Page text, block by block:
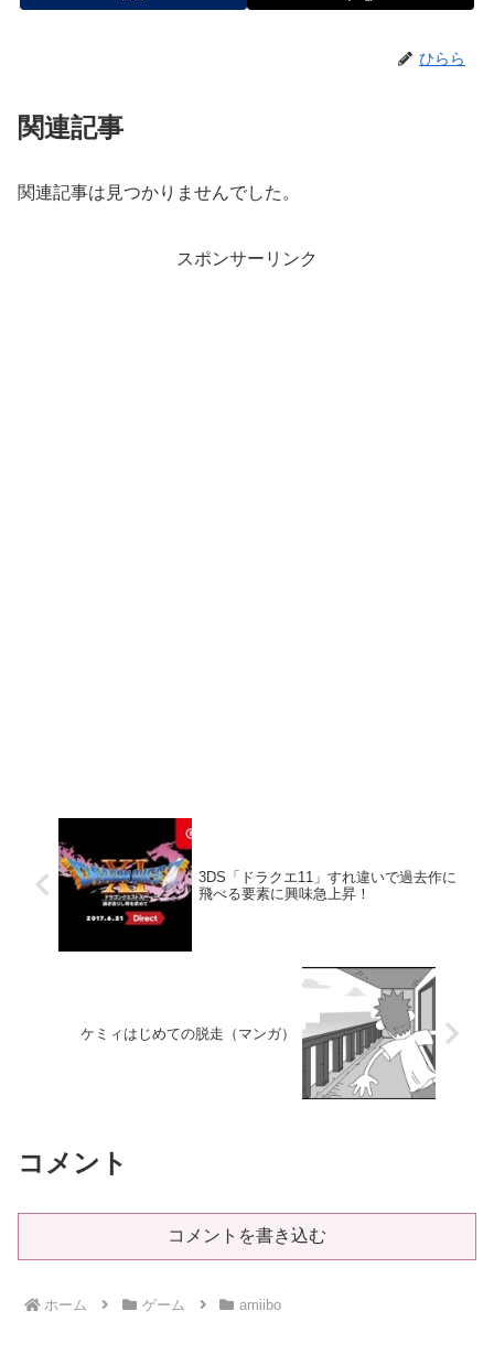
ひらら
関連記事
関連記事は見つかりませんでした。
スポンサーリンク
3DS「ドラクエ11」すれ違いで過去作に
飛べる要素に興味急上昇！
ケミィはじめての脱走（マンガ）
コメント
コメントを書き込む
ホーム ゲーム amiibo